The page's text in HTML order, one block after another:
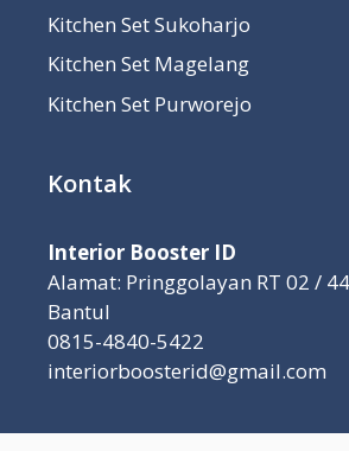
Kitchen Set Sukoharjo
Kitchen Set Magelang
Kitchen Set Purworejo
Kontak
Interior Booster ID
Alamat: Pringgolayan RT 02 /
Bantul
0815-4840-5422
interiorboosterid@gmail.com